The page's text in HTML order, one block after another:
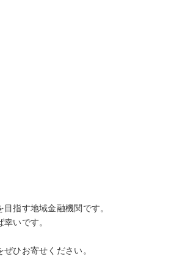
指す地域金融機関です。
いです。
ひお寄せください。